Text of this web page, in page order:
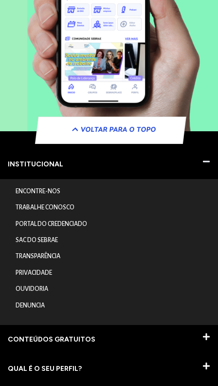
VOLTAR PARA O TOPO
INSTITUCIONAL
ENCONTRE-NOS
TRABALHE CONOSCO
PORTAL DO CREDENCIADO
SAC DO SEBRAE
TRANSPARÊNCIA
PRIVACIDADE
OUVIDORIA
DENUNCIA
CONTEÚDOS GRATUITOS
QUAL É O SEU PERFIL?